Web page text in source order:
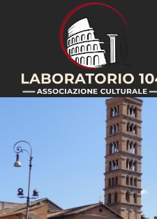
contenuto